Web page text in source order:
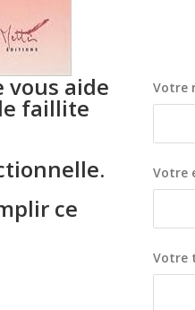
vous aide
faillite
ce
Votre
Votre
Votre